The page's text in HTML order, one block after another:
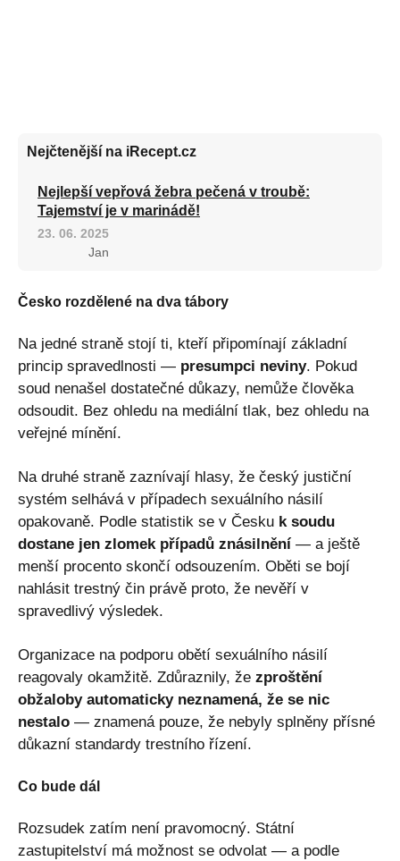
Nejčtenější na iRecept.cz
Nejlepší vepřová žebra pečená v troubě:
Tajemství je v marinádě!
23. 06. 2025
Jan
Česko rozdělené na dva tábory
Na jedné straně stojí ti, kteří připomínají základní
princip spravedlnosti — presumpci neviny. Pokud
soud nenašel dostatečné důkazy, nemůže člověka
odsoudit. Bez ohledu na mediální tlak, bez ohledu na
veřejné mínění.
Na druhé straně zaznívají hlasy, že český justiční
systém selhává v případech sexuálního násilí
opakovaně. Podle statistik se v Česku k soudu
dostane jen zlomek případů znásilnění — a ještě
menší procento skončí odsouzením. Oběti se bojí
nahlásit trestný čin právě proto, že nevěří v
spravedlivý výsledek.
Organizace na podporu obětí sexuálního násilí
reagovaly okamžitě. Zdůraznily, že zproštění
obžaloby automaticky neznamená, že se nic
nestalo — znamená pouze, že nebyly splněny přísné
důkazní standardy trestního řízení.
Co bude dál
Rozsudek zatím není pravomocný. Státní
zastupitelství má možnost se odvolat — a podle